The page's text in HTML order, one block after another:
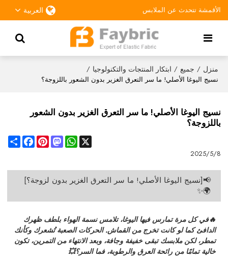
الأقمشة تتحدث عن الملابس العربية
منزل / جميع / ابتكار المنتجات والتكنولوجيا /
نسيج اليوغا الأصلي! ما سر التعرق الغزير بدون الشعور باللزوجة؟
نسيج اليوغا الأصلي! ما سر التعرق الغزير بدون الشعور
باللزوجة؟
Share
FacebookPinterestMastodon
WhatsApp
X
2025/5/8
📢[نسيج اليوغا الأصلي! ما سر التعرق الغزير بدون لزوجة؟]
🌍✨
🔥في كل مرة تمارس فيها اليوغا، تلامس نسمة الهواء بلطف ظهرك
الدافئ كما لو كانت تخرج من القماش. الحركات الصعبة تُشعرك وكأنك
تمطر، لكن ملابسك تبقى خفيفة وجافة، وبعد الانتهاء من التمرين، تكون
خالية تمامًا من رائحة العرق والرطوبة، فما السر؟💥